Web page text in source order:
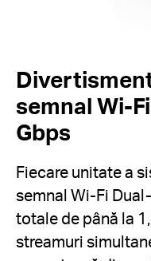
semnal Wi-
Gbps
Fiecare unitate a
semnal Wi-Fi
totale de până la
streamuri